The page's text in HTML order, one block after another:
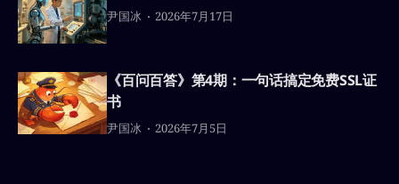
尹国冰 2026年7月17日
《百问百答》第4期：一句话搞定免费SSL证
书
尹国冰 2026年7月5日